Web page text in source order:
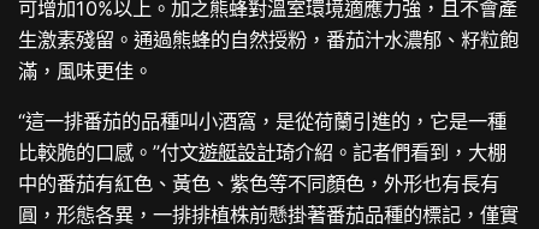
可增加10%以上。加之熊蜂對溫室環境適應力強，且不會產
生激素殘留。通過熊蜂的自然授粉，番茄汁水濃郁、籽粒飽
滿，風味更佳。
“這一排番茄的品種叫小酒窩，是從荷蘭引進的，它是一種
比較脆的口感。”付文遊艇設計琦介紹。記者們看到，大棚
中的番茄有紅色、黃色、紫色等不同顏色，外形也有長有
圓，形態各異，一排排植株前懸掛著番茄品種的標記，僅實